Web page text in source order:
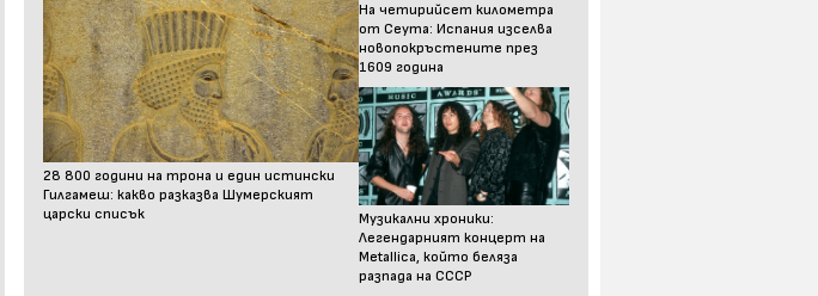
28 800 години на трона и един истински
Гилгамеш: какво разказва Шумерският
царски списък
На четирийсет километра
от Сеута: Испания изселва
новопокръстените през
1609 година
Музикални хроники:
Легендарният концерт на
Metallica, който беляза
разпада на СССР